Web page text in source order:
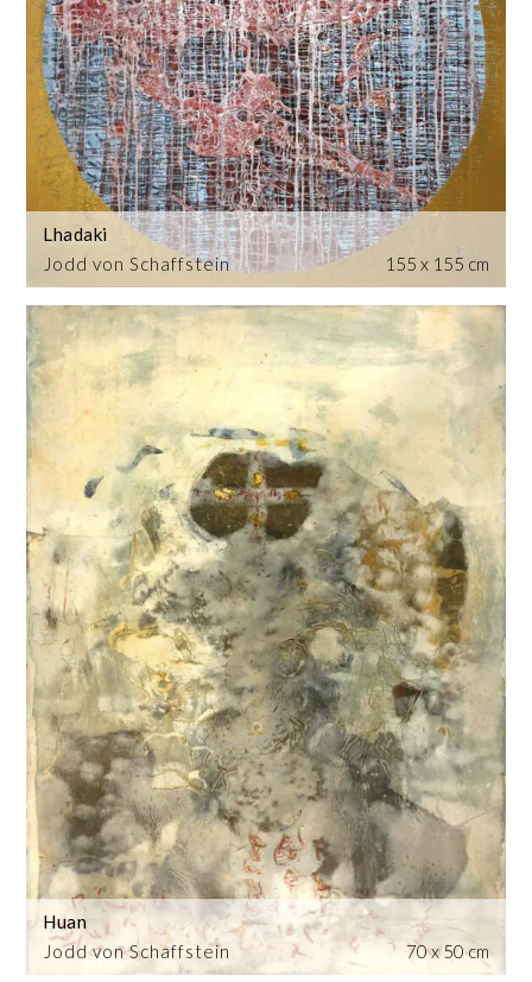
Jodd von Schaffstein
Lhadaki
155 x 155 cm
Jodd von Schaffstein
Huan
70 x 50 cm